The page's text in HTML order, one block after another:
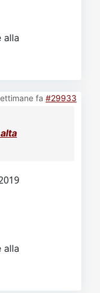
alla
fa #29933
alla